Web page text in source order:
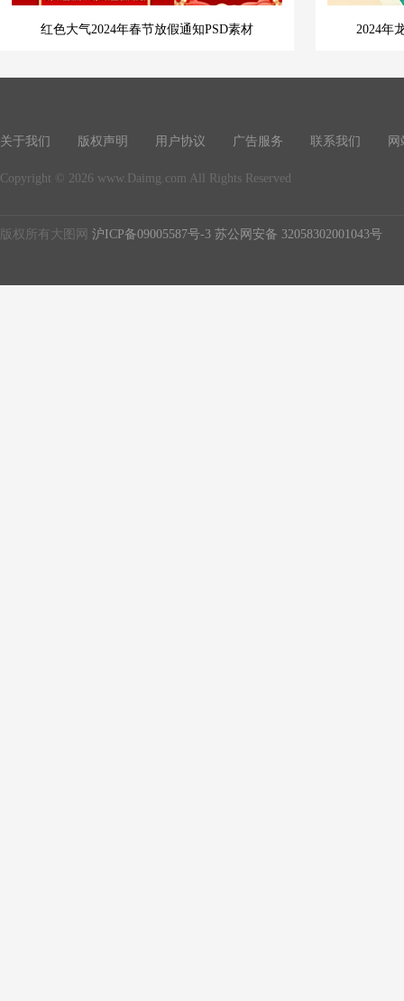
红色大气2024年春节放假通知PSD素材 2024年
关于我们 版权声明 用户协议 广告服务 联系我们 网
Copyright © 2026 www.Daimg.com All Rights Reserved
版权所有大图网 沪ICP备09005587号-3 苏公网安备 32058302001043号